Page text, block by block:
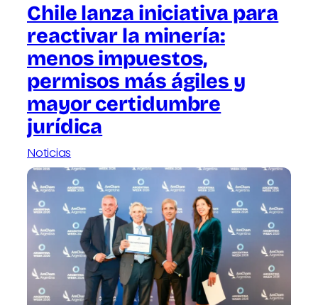
Chile lanza iniciativa para
reactivar la minería:
menos impuestos,
permisos más ágiles y
mayor certidumbre
jurídica
Noticias